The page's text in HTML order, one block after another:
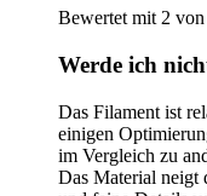
Bewertet mit 2 von
Werde ich
Das Filament ist
einigen
im Vergleich zu
Das Material neigt